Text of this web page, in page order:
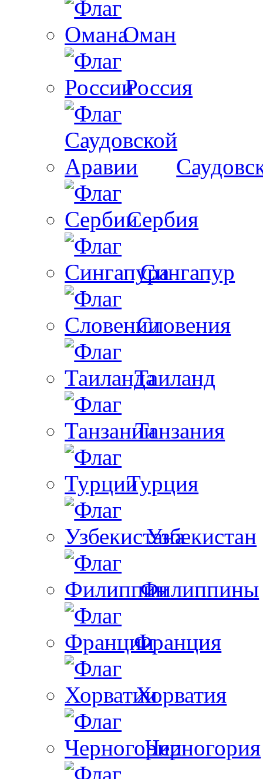
Оман
Россия
Сербия
Сингапур
Словения
Таиланд
Танзания
Турция
Узбекистан
Филиппины
Франция
Хорватия
Черногория